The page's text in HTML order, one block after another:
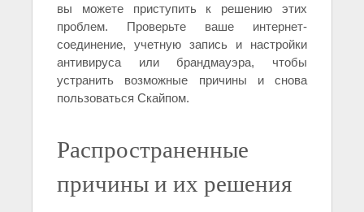
вы можете приступить к решению этих
проблем. Проверьте ваше интернет-
соединение, учетную запись и настройки
антивируса или брандмауэра, чтобы
устранить возможные причины и снова
пользоваться Скайпом.
Распространенные
причины и их решения